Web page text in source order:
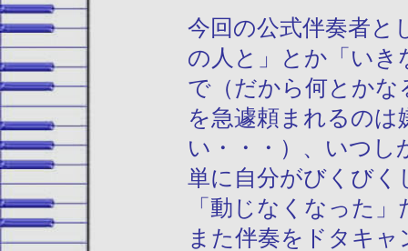
今回の公式伴奏者と
の人と」とか「いき
で（だから何とかな
を急遽頼まれるのは
い・・・）、いつ
単に自分がびくびく
「動じなくなった
また伴奏をドタキ